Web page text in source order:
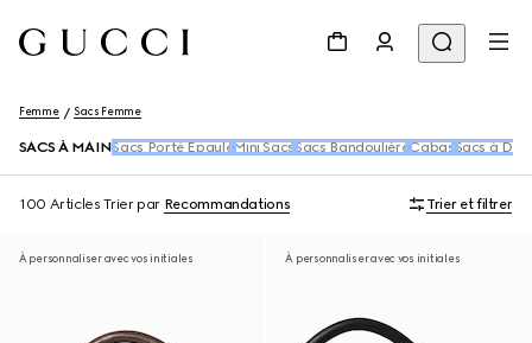
Femme Sacs Femme
SACS À MAIN Sacs Porté ÉpauleMini Sacs Sacs BandoulièreCabas Sacs à
100 Articles Trier par Recommandations Trier et filtrer
À personnaliser avec vos initiales À personnaliser avec vos initiales